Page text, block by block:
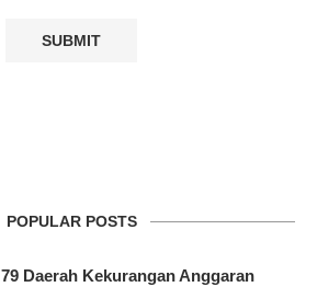
POPULAR POSTS
79 Daerah Kekurangan Anggaran